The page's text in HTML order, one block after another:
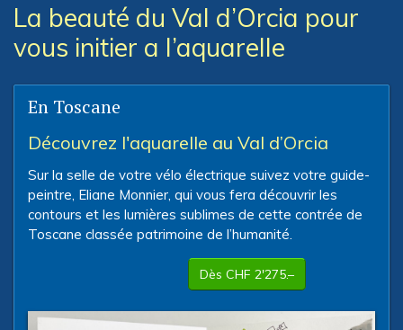
La beauté du Val d’Orcia pour
vous initier a l’aquarelle
En Toscane
Découvrez l'aquarelle au Val d’Orcia
Sur la selle de votre vélo électrique suivez votre guide-
peintre, Eliane Monnier, qui vous fera découvrir les
contours et les lumières sublimes de cette contrée de
Toscane classée patrimoine de l’humanité.
Dès CHF 2'275.–